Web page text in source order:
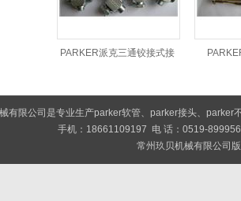
PARKER派克三通铰接式接
有限公司是专业生产parker软管、parker接头、parker
手机：18661109197 电 话：0519-
常州玖贝机械有限公司